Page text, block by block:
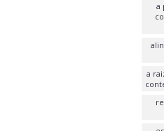
a
a